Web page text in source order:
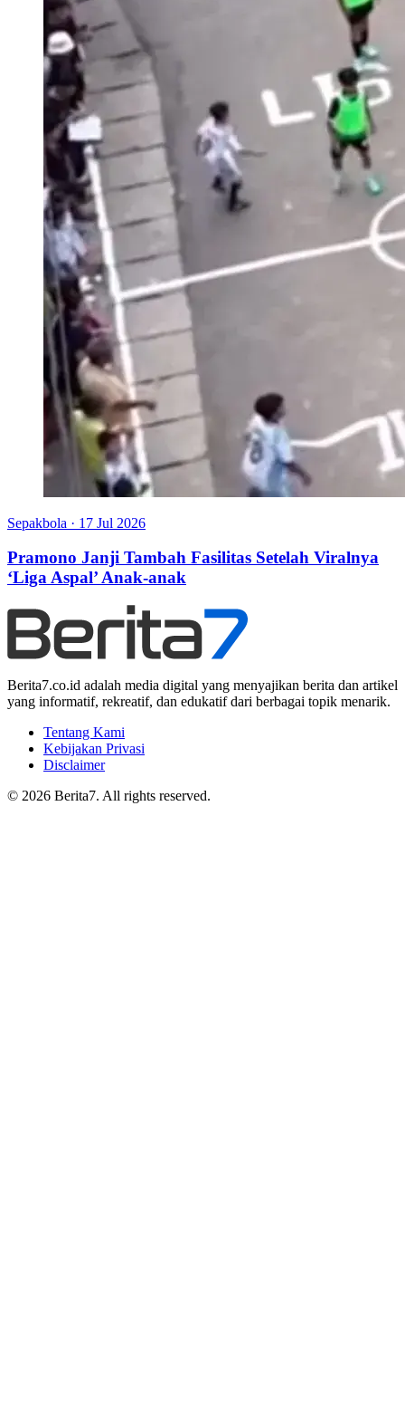
Sepakbola · 17 Jul 2026
Pramono Janji Tambah Fasilitas Setelah Viralnya
‘Liga Aspal’ Anak-anak
Berita7.co.id adalah media digital yang menyajikan berita dan artikel
yang informatif, rekreatif, dan edukatif dari berbagai topik menarik.
Tentang Kami
Kebijakan Privasi
Disclaimer
© 2026 Berita7. All rights reserved.